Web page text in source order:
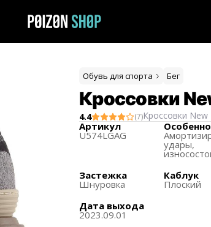
Обувь для спорта Бег
Кроссовки
4.4 (7)Кроссовки New
Артикул
U574LGAG
удары,
Застежка
Шнуровка
Каблук
Плоский
Дата выхода
2023.09.01